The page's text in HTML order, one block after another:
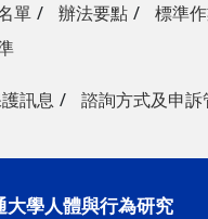
單 辦法要點
標準
訊息 諮詢方式及申訴
大學人體與行為研究